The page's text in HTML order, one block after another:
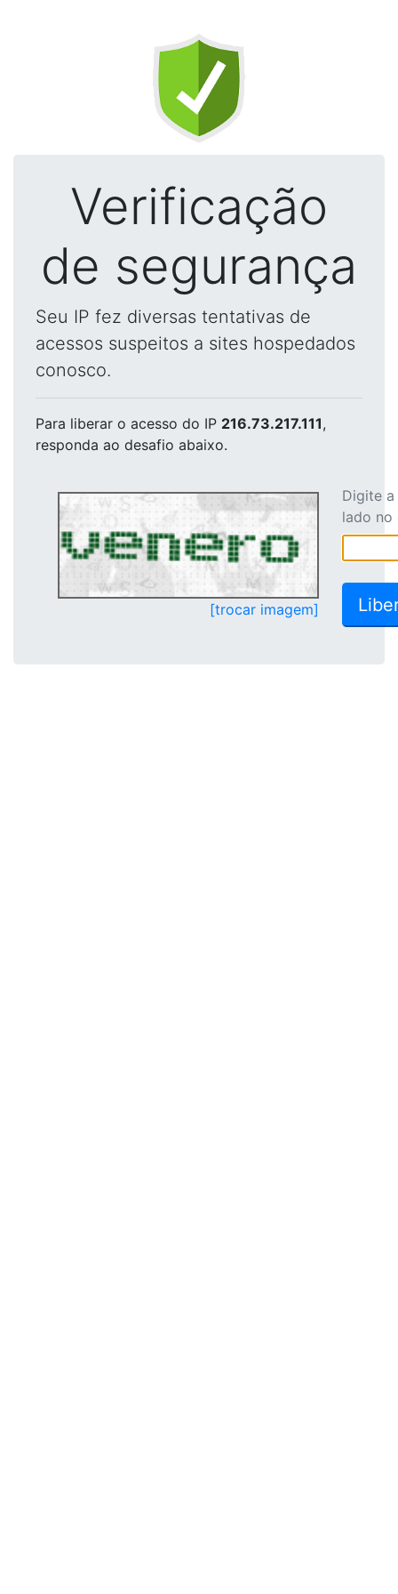
Verificação
de segurança
Seu IP fez diversas tentativas de
acessos suspeitos a sites hospedados
conosco.
Para liberar o acesso do IP 216.73.217.111,
responda ao desafio abaixo.
[trocar imagem]
Digite
lado no